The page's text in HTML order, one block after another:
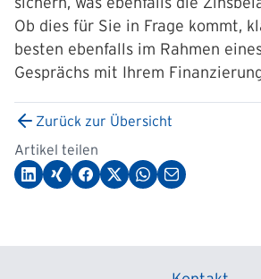
Ob dies für Sie in Frage kommt,
besten ebenfalls im Rahmen
Gesprächs mit Ihrem
Zurück zur Übersicht
Artikel teilen